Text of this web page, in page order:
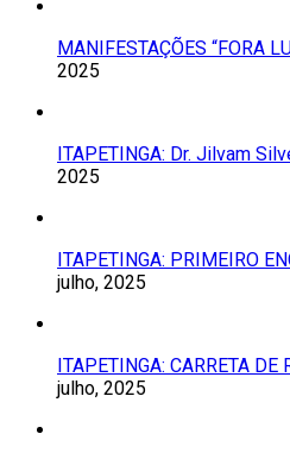
MANIFESTAÇÕES “FORA
2025
ITAPETINGA: Dr. Jilvam
2025
ITAPETINGA: PRIMEIRO
julho, 2025
ITAPETINGA: CARRETA DE
julho, 2025